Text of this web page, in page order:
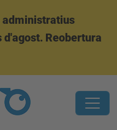
administratius
Reobertura